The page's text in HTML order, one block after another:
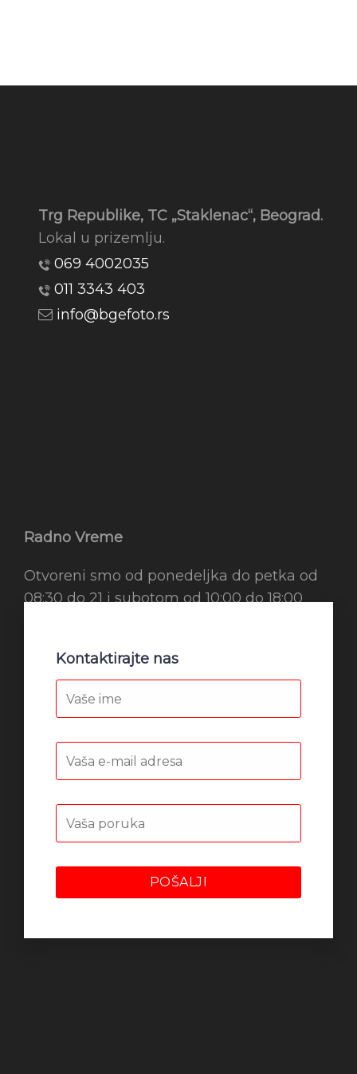
Trg Republike, TC „Staklenac“, Beograd.
Lokal u prizemlju.
069 4002035
011 3343 403
info@bgefoto.rs
Radno Vreme
Otvoreni smo od ponedeljka do petka od
08:30 do 21 i subotom od 10:00 do 18:00
Kontaktirajte nas